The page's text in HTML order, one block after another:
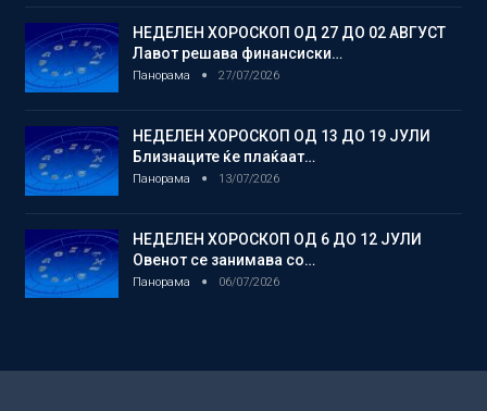
НЕДЕЛЕН ХОРОСКОП ОД 27 ДО 02 АВГУСТ
Лавот решава финансиски…
Панорама 27/07/2026
НЕДЕЛЕН ХОРОСКОП ОД 13 ДО 19 ЈУЛИ
Близнаците ќе плаќаат…
Панорама 13/07/2026
НЕДЕЛЕН ХОРОСКОП ОД 6 ДО 12 ЈУЛИ
Овенот се занимава со…
Панорама 06/07/2026